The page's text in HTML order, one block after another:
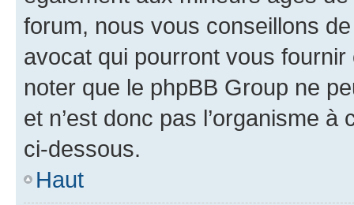
forum, nous vous conseillons
avocat qui pourront vous
noter que le phpBB Group ne
et n’est donc pas l’organisme
ci-dessous.
Haut